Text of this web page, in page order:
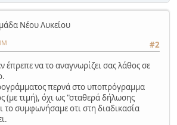
Νέου Λυκείου
#2
έπρεπε να το αναγνωρίζει σας λάθος σε
περνά στο υποπρόγραμμα
(με τιμή), όχι ως "σταθερά δήλωσης
το συμφωνήσαμε οτι στη διαδικασία